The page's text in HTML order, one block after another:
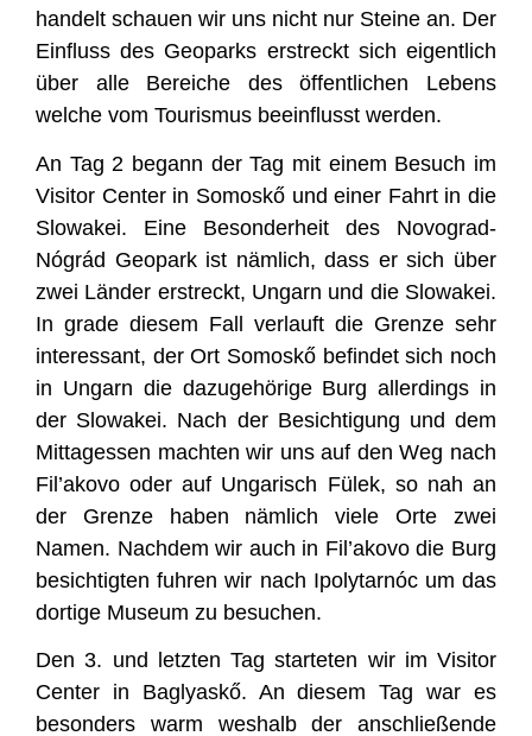
handelt schauen wir uns nicht nur Steine an. Der
Einfluss des Geoparks erstreckt sich eigentlich
über alle Bereiche des öffentlichen Lebens
welche vom Tourismus beeinflusst werden.
An Tag 2 begann der Tag mit einem Besuch im
Visitor Center in Somoskő und einer Fahrt in die
Slowakei. Eine Besonderheit des Novograd-
Nógrád Geopark ist nämlich, dass er sich über
zwei Länder erstreckt, Ungarn und die Slowakei.
In grade diesem Fall verlauft die Grenze sehr
interessant, der Ort Somoskő befindet sich noch
in Ungarn die dazugehörige Burg allerdings in
der Slowakei. Nach der Besichtigung und dem
Mittagessen machten wir uns auf den Weg nach
Fil’akovo oder auf Ungarisch Fülek, so nah an
der Grenze haben nämlich viele Orte zwei
Namen. Nachdem wir auch in Fil’akovo die Burg
besichtigten fuhren wir nach Ipolytarnóc um das
dortige Museum zu besuchen.
Den 3. und letzten Tag starteten wir im Visitor
Center in Baglyaskő. An diesem Tag war es
besonders warm weshalb der anschließende